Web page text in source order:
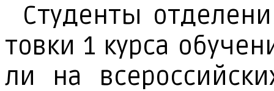
Сту­ден­ты
тов­ки 1 кур­са
ли на